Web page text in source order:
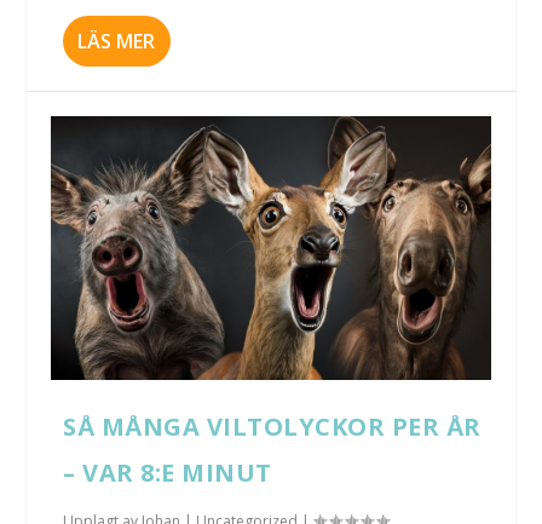
LÄS MER
SÅ MÅNGA VILTOLYCKOR PER ÅR
– VAR 8:E MINUT